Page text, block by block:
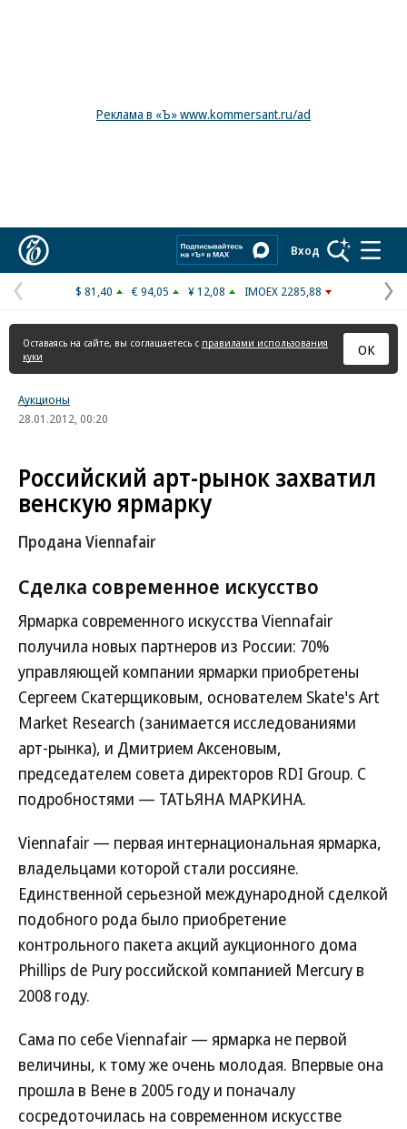
Реклама в «Ъ» www.kommersant.ru/ad
Вход
Предыдущая
страница
$ 81,40 € 94,05 ¥ 12,08 IMOEX 2285,88
Оставаясь на сайте, вы соглашаетесь с правилами использования
куки
ОК
Аукционы
28.01.2012, 00:20
Российский арт-рынок захватил
венскую ярмарку
Продана Viennafair
Сделка современное искусство
Ярмарка современного искусства Viennafair
получила новых партнеров из России: 70%
управляющей компании ярмарки приобретены
Сергеем Скатерщиковым, основателем Skate's Art
Market Research (занимается исследованиями
арт-рынка), и Дмитрием Аксеновым,
председателем совета директоров RDI Group. С
подробностями — ТАТЬЯНА МАРКИНА.
Viennafair — первая интернациональная ярмарка,
владельцами которой стали россияне.
Единственной серьезной международной сделкой
подобного рода было приобретение
контрольного пакета акций аукционного дома
Phillips de Pury российской компанией Mercury в
2008 году.
Сама по себе Viennafair — ярмарка не первой
величины, к тому же очень молодая. Впервые она
прошла в Вене в 2005 году и поначалу
сосредоточилась на современном искусстве